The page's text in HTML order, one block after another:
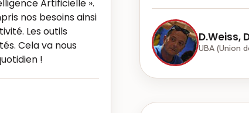
Artificielle ».
nos besoins ainsi
Les outils
Cela va nous
!
D.Weiss,
UBA (Union